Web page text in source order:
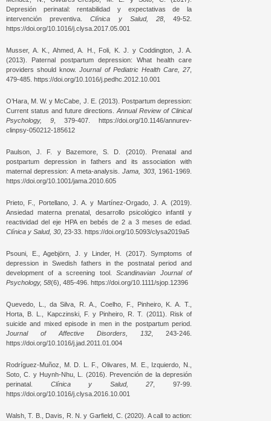
Depresión perinatal: rentabilidad y expectativas de la
intervención preventiva.Clínica y Salud, 28, 49-52.
https://doi.org/10.1016/j.clysa.2017.05.001
Musser, A. K., Ahmed, A. H., Foli, K. J. y Coddington, J. A.
(2013). Paternal postpartum depression: What health care
providers should know.Journal of Pediatric Health Care, 27,
479-485. https://doi.org/10.1016/j.pedhc.2012.10.001
O’Hara, M. W. y McCabe, J. E. (2013). Postpartum depression:
Current status and future directions.Annual Review of Clinical
Psychology, 9, 379-407. https://doi.org/10.1146/annurev-
clinpsy-050212-185612
Paulson, J. F. y Bazemore, S. D. (2010). Prenatal and
postpartum depression in fathers and its association with
maternal depression: A meta-analysis.Jama, 303, 1961-1969.
https://doi.org/10.1001/jama.2010.605
Prieto, F., Portellano, J. A. y Martínez-Orgado, J. A. (2019).
Ansiedad materna prenatal, desarrollo psicológico infantil y
reactividad del eje HPA en bebés de 2 a 3 meses de edad.
Clínica y Salud, 30, 23-33. https://doi.org/10.5093/clysa2019a5
Psouni, E., Agebjörn, J. y Linder, H. (2017). Symptoms of
depression in Swedish fathers in the postnatal period and
development of a screening tool.Scandinavian Journal of
Psychology, 58(6), 485-496. https://doi.org/10.1111/sjop.12396
Quevedo, L., da Silva, R. A., Coelho, F., Pinheiro, K. A. T.,
Horta, B. L., Kapczinski, F. y Pinheiro, R. T. (2011). Risk of
suicide and mixed episode in men in the postpartum period.
Journal of Affective Disorders, 132, 243-246.
https://doi.org/10.1016/j.jad.2011.01.004
Rodríguez-Muñoz, M. D. L. F., Olivares, M. E., Izquierdo, N.,
Soto, C. y Huynh-Nhu, L. (2016). Prevención de la depresión
perinatal. Clínica y Salud, 27, 97-99.
https://doi.org/10.1016/j.clysa.2016.10.001
Walsh, T. B., Davis, R. N. y Garfield, C. (2020). A call to action: